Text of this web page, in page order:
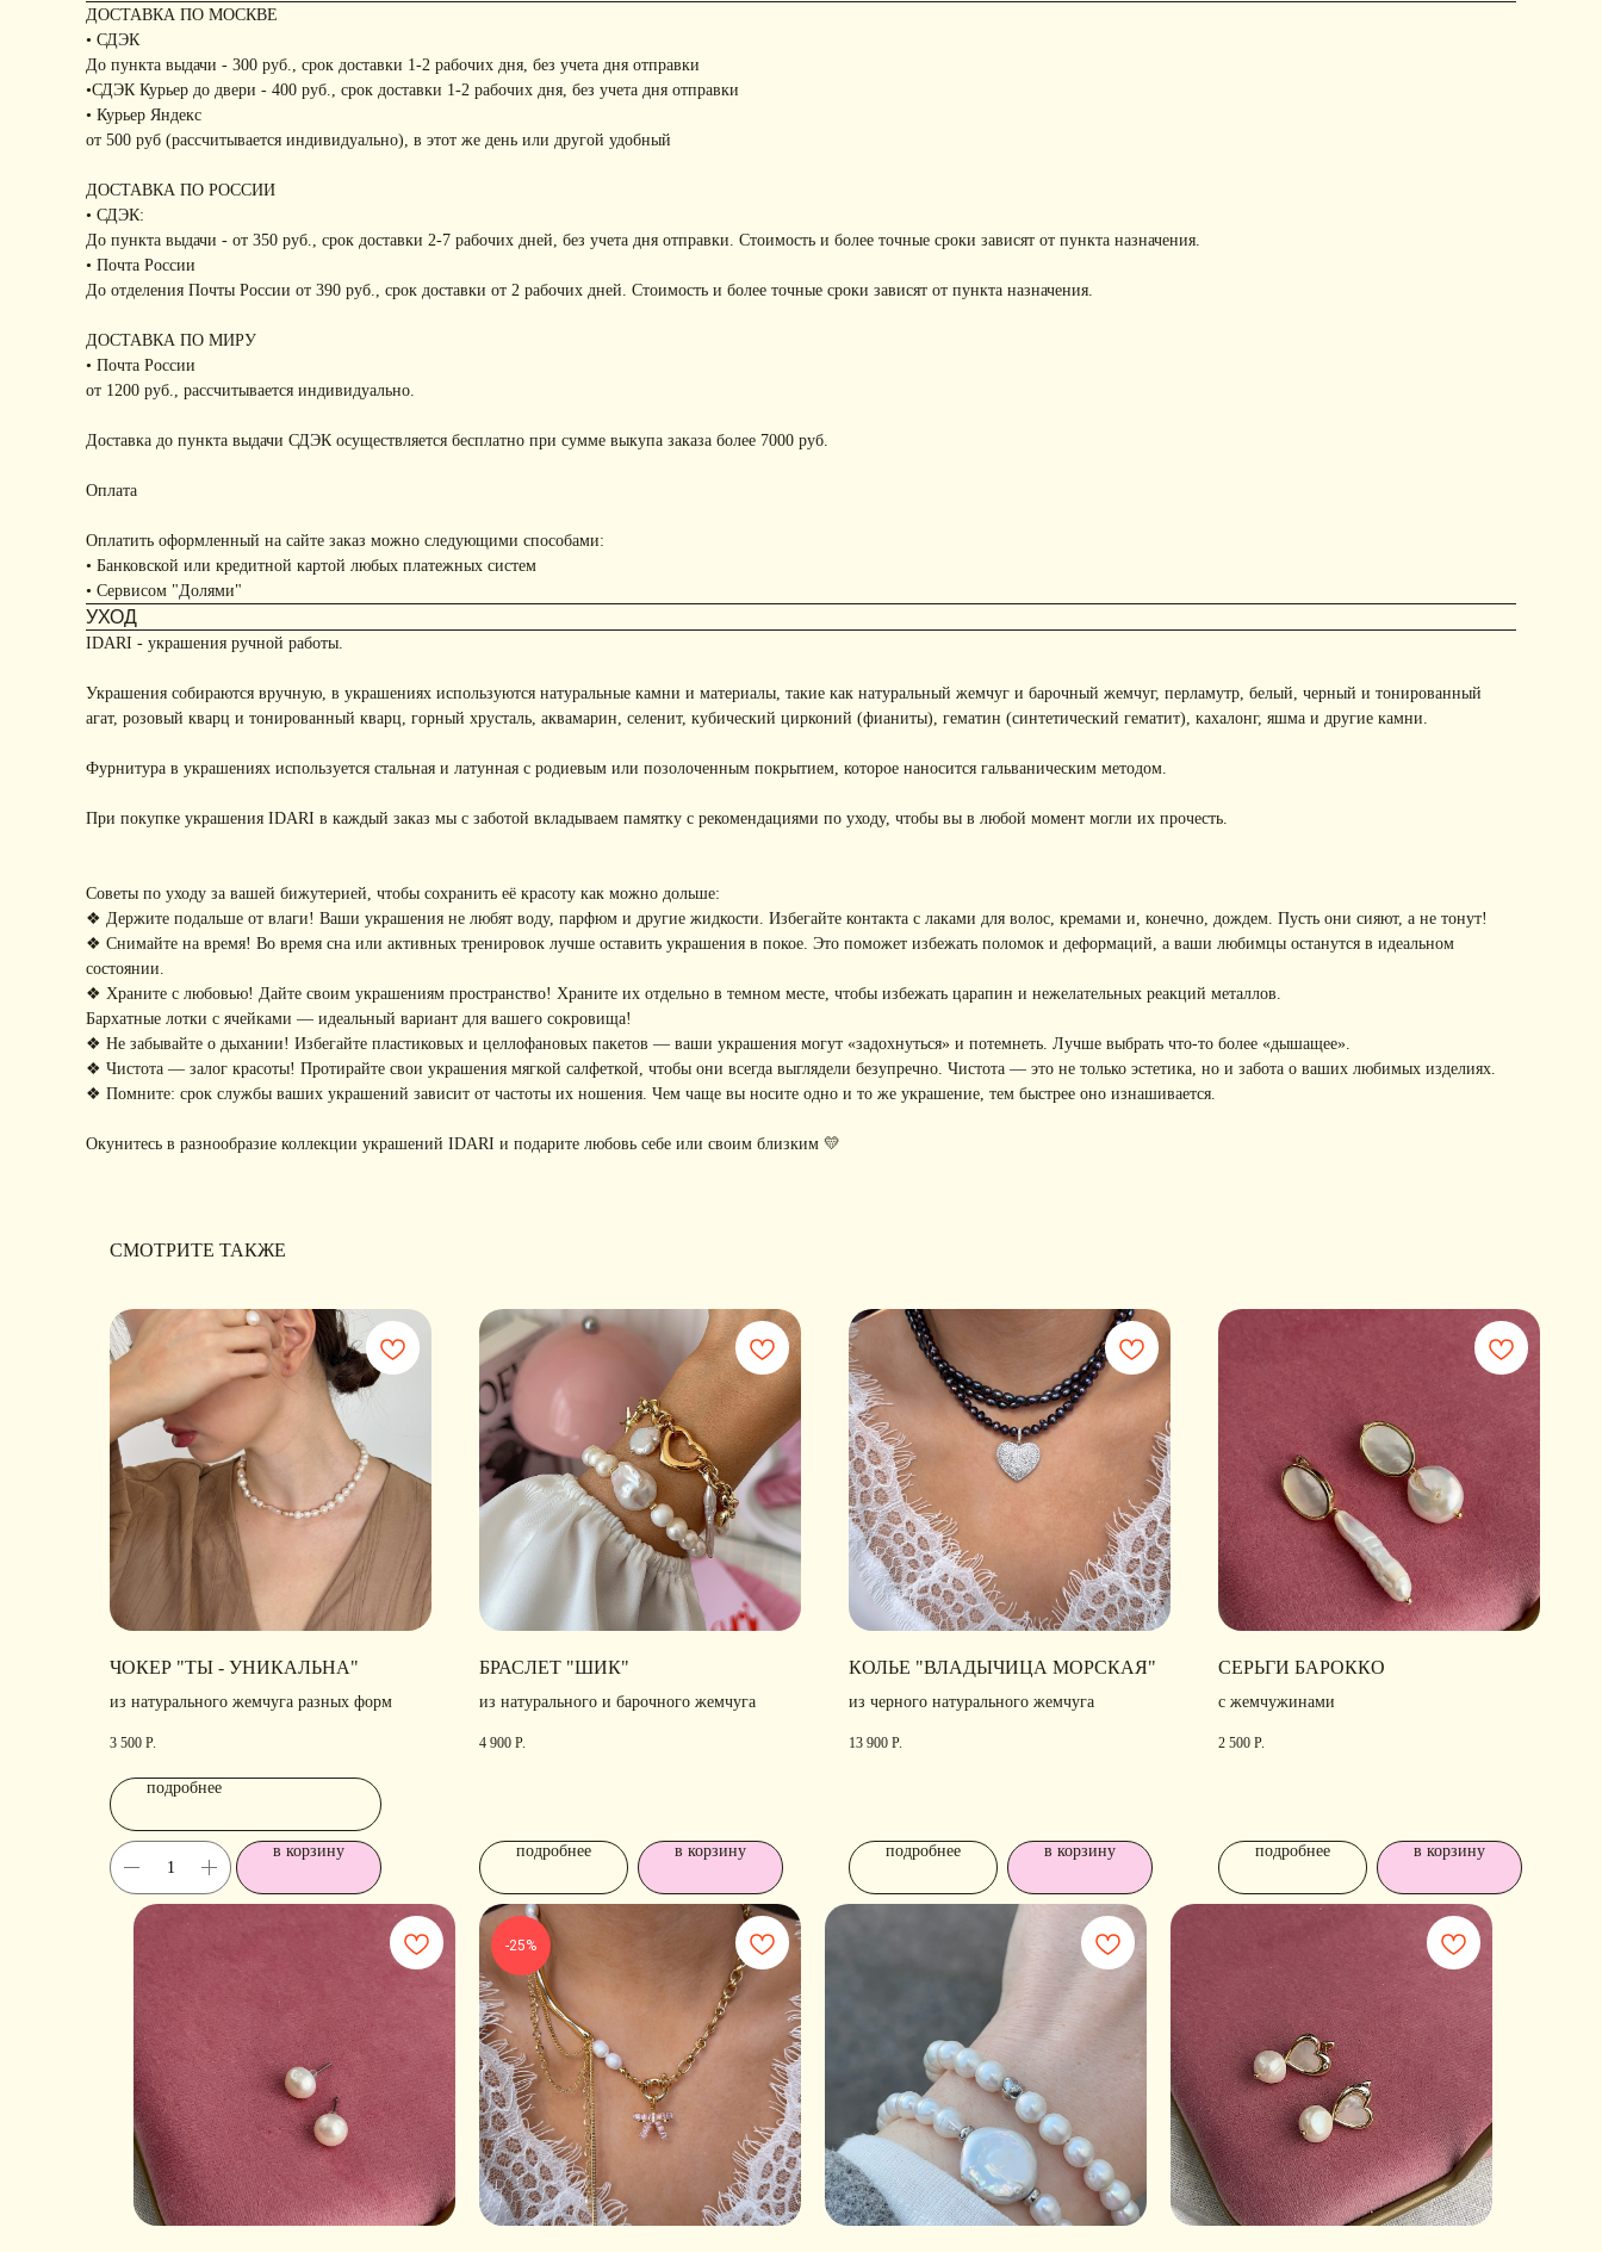
ДОСТАВКА ПО МОСКВЕ
• СДЭК
До пункта выдачи - 300 руб., срок доставки 1-2 рабочих дня, без учета дня отправки
•СДЭК Курьер до двери - 400 руб., срок доставки 1-2 рабочих дня, без учета дня отправки
• Курьер Яндекс
от 500 руб (рассчитывается индивидуально), в этот же день или другой удобный
ДОСТАВКА ПО РОССИИ
• СДЭК:
До пункта выдачи - от 350 руб., срок доставки 2-7 рабочих дней, без учета дня отправки. Стоимость и более точные сроки зависят от пункта назначения.
• Почта России
До отделения Почты России от 390 руб., срок доставки от 2 рабочих дней. Стоимость и более точные сроки зависят от пункта назначения.
ДОСТАВКА ПО МИРУ
• Почта России
от 1200 руб., рассчитывается индивидуально.
Доставка до пункта выдачи СДЭК осуществляется бесплатно при сумме выкупа заказа более 7000 руб.
Оплата
Оплатить оформленный на сайте заказ можно следующими способами:
• Банковской или кредитной картой любых платежных систем
• Сервисом "Долями"
УХОД
IDARI - украшения ручной работы.
Украшения собираются вручную, в украшениях используются натуральные камни и материалы, такие как натуральный жемчуг и барочный жемчуг, перламутр, белый, черный и тонированный
агат, розовый кварц и тонированный кварц, горный хрусталь, аквамарин, селенит, кубический цирконий (фианиты), гематин (синтетический гематит), кахалонг, яшма и другие камни.
Фурнитура в украшениях используется стальная и латунная с родиевым или позолоченным покрытием, которое наносится гальваническим методом.
При покупке украшения IDARI в каждый заказ мы с заботой вкладываем памятку с рекомендациями по уходу, чтобы вы в любой момент могли их прочесть.
Советы по уходу за вашей бижутерией, чтобы сохранить её красоту как можно дольше:
❖ Держите подальше от влаги! Ваши украшения не любят воду, парфюм и другие жидкости. Избегайте контакта с лаками для волос, кремами и, конечно, дождем. Пусть они сияют, а не тонут!
❖ Снимайте на время! Во время сна или активных тренировок лучше оставить украшения в покое. Это поможет избежать поломок и деформаций, а ваши любимцы останутся в идеальном
состоянии.
❖ Храните с любовью! Дайте своим украшениям пространство! Храните их отдельно в темном месте, чтобы избежать царапин и нежелательных реакций металлов.
Бархатные лотки с ячейками — идеальный вариант для вашего сокровища!
❖ Не забывайте о дыхании! Избегайте пластиковых и целлофановых пакетов — ваши украшения могут «задохнуться» и потемнеть. Лучше выбрать что-то более «дышащее».
❖ Чистота — залог красоты! Протирайте свои украшения мягкой салфеткой, чтобы они всегда выглядели безупречно. Чистота — это не только эстетика, но и забота о ваших любимых изделиях.
❖ Помните: срок службы ваших украшений зависит от частоты их ношения. Чем чаще вы носите одно и то же украшение, тем быстрее оно изнашивается.
Окунитесь в разнообразие коллекции украшений IDARI и подарите любовь себе или своим близким 💛
СМОТРИТЕ ТАКЖЕ
ЧОКЕР "ТЫ - УНИКАЛЬНА"
из натурального жемчуга разных форм
3 500 Р.
подробнее
в корзину
БРАСЛЕТ "ШИК"
из натурального и барочного жемчуга
4 900 Р.
подробнее в корзину
КОЛЬЕ "ВЛАДЫЧИЦА МОРСКАЯ"
из черного натурального жемчуга
13 900 Р.
подробнее в корзину
СЕРЬГИ БАРОККО
с жемчужинами
2 500 Р.
подробнее в корзину
-25%
ПОДПИШИТЕСЬ
КОНТАКТЫ РАЗДЕЛЫ ИНТЕРНЕТ-